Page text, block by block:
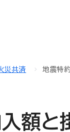
災共済 地震特
額と